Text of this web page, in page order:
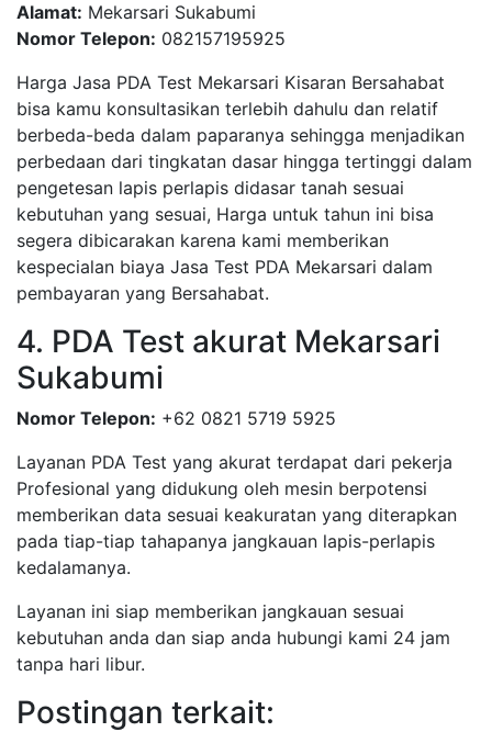
Alamat: Mekarsari Sukabumi
Nomor Telepon: 082157195925
Harga Jasa PDA Test Mekarsari Kisaran Bersahabat
bisa kamu konsultasikan terlebih dahulu dan relatif
berbeda-beda dalam paparanya sehingga menjadikan
perbedaan dari tingkatan dasar hingga tertinggi dalam
pengetesan lapis perlapis didasar tanah sesuai
kebutuhan yang sesuai, Harga untuk tahun ini bisa
segera dibicarakan karena kami memberikan
kespecialan biaya Jasa Test PDA Mekarsari dalam
pembayaran yang Bersahabat.
4. PDA Test akurat Mekarsari
Sukabumi
Nomor Telepon: +62 0821 5719 5925
Layanan PDA Test yang akurat terdapat dari pekerja
Profesional yang didukung oleh mesin berpotensi
memberikan data sesuai keakuratan yang diterapkan
pada tiap-tiap tahapanya jangkauan lapis-perlapis
kedalamanya.
Layanan ini siap memberikan jangkauan sesuai
kebutuhan anda dan siap anda hubungi kami 24 jam
tanpa hari libur.
Postingan terkait: